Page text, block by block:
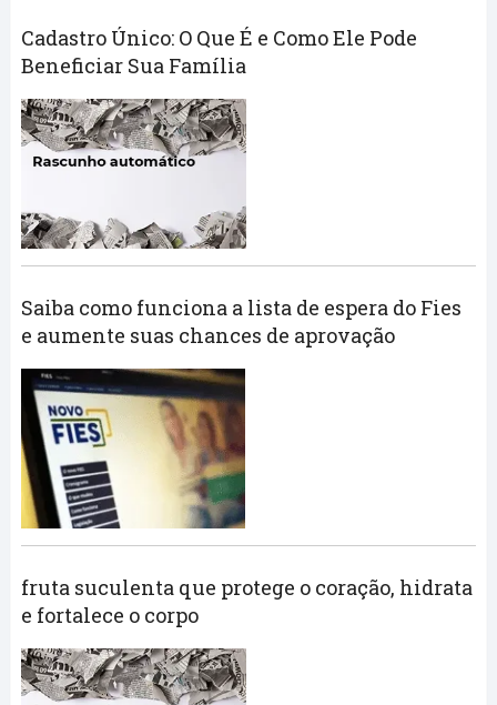
Cadastro Único: O Que É e Como Ele Pode
Beneficiar Sua Família
Saiba como funciona a lista de espera do Fies
e aumente suas chances de aprovação
fruta suculenta que protege o coração, hidrata
e fortalece o corpo